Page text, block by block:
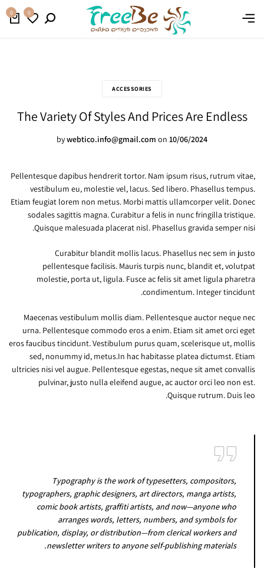
משלוח חינם בהזמנה מעל 399 ₪ קנו עכשיו 0
0
ACCESSORIES
The Variety Of Styles And Prices Are Endless
bywebtico.info@gmail.com on 10/06/2024
Pellentesque dapibus hendrerit tortor. Nam ipsum risus, rutrum vitae,
vestibulum eu, molestie vel, lacus. Sed libero. Phasellus tempus.
Etiam feugiat lorem non metus. Morbi mattis ullamcorper velit. Donec
sodales sagittis magna. Curabitur a felis in nunc fringilla tristique.
Quisque malesuada placerat nisl. Phasellus gravida semper nisi.
Curabitur blandit mollis lacus. Phasellus nec sem in justo
pellentesque facilisis. Mauris turpis nunc, blandit et, volutpat
molestie, porta ut, ligula. Fusce ac felis sit amet ligula pharetra
condimentum. Integer tincidunt.
Maecenas vestibulum mollis diam. Pellentesque auctor neque nec
urna. Pellentesque commodo eros a enim. Etiam sit amet orci eget
eros faucibus tincidunt. Vestibulum purus quam, scelerisque ut, mollis
sed, nonummy id, metus.In hac habitasse platea dictumst. Etiam
ultricies nisi vel augue. Pellentesque egestas, neque sit amet convallis
pulvinar, justo nulla eleifend augue, ac auctor orci leo non est.
Quisque rutrum. Duis leo.
Typography is the work of typesetters, compositors,
typographers, graphic designers, art directors, manga artists,
comic book artists, graffiti artists, and now—anyone who
arranges words, letters, numbers, and symbols for
publication, display, or distribution—from clerical workers and
newsletter writers to anyone self-publishing materials.